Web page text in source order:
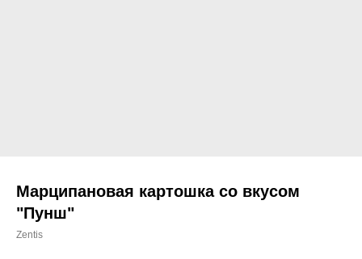
Марципановая картошка со вкусом
"Пунш"
Zentis